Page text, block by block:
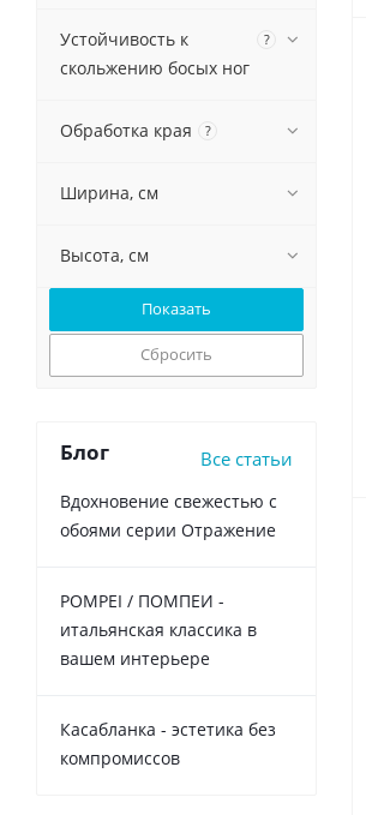
Устойчивость к
скольжению босых ног
?
Обработка края ?
Ширина, см
Высота, см
Сбросить
Блог Все статьи
Вдохновение свежестью с
обоями серии Отражение
POMPEI / ПОМПЕИ -
итальянская классика в
вашем интерьере
Касабланка - эстетика без
компромиссов